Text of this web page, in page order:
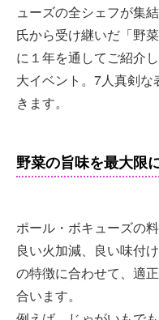
ューズの全シェフが集
氏から受け継いだ「野
に１年を通してご紹介
大イベント。7人真剣
きます。
野菜の旨味を最大限
ポール・ボキューズの
良い火加減、良い味付
の特徴に合わせて、適
合います。